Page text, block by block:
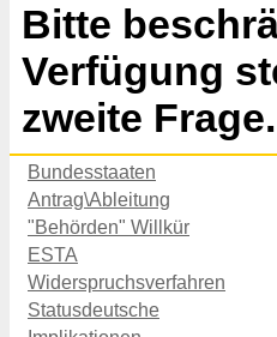
Bitte
Verfügung
zweite Frage.
Bundesstaaten
Antrag\Ableitung
"Behörden" Willkür
ESTA
Widerspruchsverfahren
Statusdeutsche